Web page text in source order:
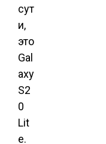
сут
и,
это
Gal
axy
S2
0
Lit
e.